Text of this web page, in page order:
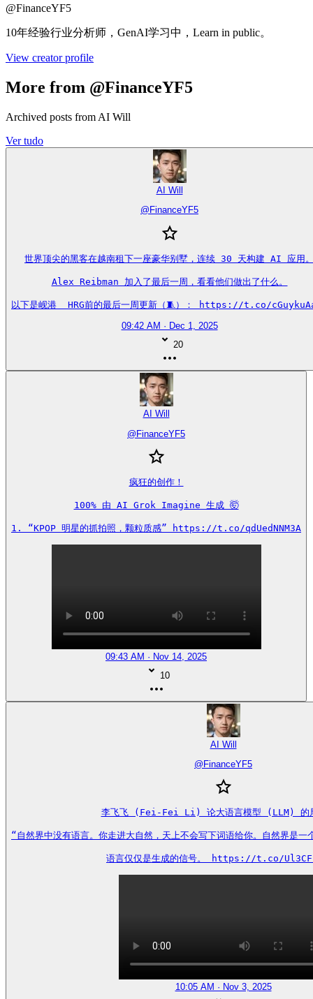
@FinanceYF5
10年经验行业分析师，GenAI学习中，Learn in public。
View creator profile
More from @FinanceYF5
Archived posts from AI Will
Ver tudo
AI Will
@ FinanceYF5
世界顶尖的黑客在越南租下一座豪华别墅，连续 30 天构建 AI 应用
Alex Reibman 加入了最后一周，看看他们做出了什么。
以下是岘港  HRG前的最后一周更新（🧵）： https://t.co/
09:42 AM · Dec 1, 2025
20
AI Will
@FinanceYF5
疯狂的创作！
100% 由 AI Grok Imagine 生成 🤯
1. “KPOP 明星的抓拍照，颗粒质感” https://t.co/qdUedNNM3A
09:43 AM · Nov 14, 2025
10
AI Will
@ FinanceYF5
李飞飞 (Fei-Fei Li) 论大语言模型 (LLM) 的
“自然界中没有语言。你走进大自然，天上不会写下词语给你。自然界是
语言仅仅是生成的信号。 https://t.co/
10:05 AM · Nov 3, 2025